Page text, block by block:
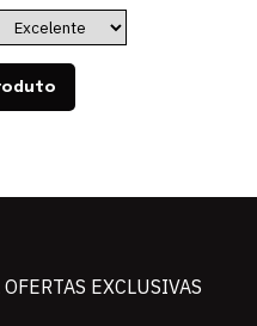
OFERTAS EXCLUSIVAS